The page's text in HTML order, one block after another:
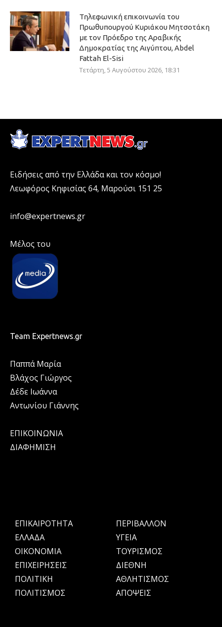
Τηλεφωνική επικοινωνία του
Πρωθυπουργού Κυριάκου Μητσοτάκη
με τον Πρόεδρο της Αραβικής
Δημοκρατίας της Αιγύπτου, Abdel
Fattah El-Sisi
Τετάρτη, 5 Αυγούστου 2026, 18:31
Ειδήσεις από την Ελλάδα και τον κόσμο!
Λεωφόρος Κηφισίας 64, Μαρούσι 151 25
info@expertnews.gr
Μέλος του
Team Expertnews.gr
Παππά Μαρία
Βλάχος Γιώργος
Δέδε Ιωάννα
Αντωνίου Γιάννης
ΕΠΙΚΟΙΝΩΝΙΑ
ΔΙΑΦΗΜΙΣΗ
ΕΠΙΚΑΙΡΟΤΗΤΑ
ΕΛΛΑΔΑ
OIKONOMIA
ΕΠΙΧΕΙΡΗΣΕΙΣ
ΠΟΛΙΤΙΚΗ
ΠΟΛΙΤΙΣΜΟΣ
ΠΕΡΙΒΑΛΛΟΝ
ΥΓΕΙΑ
ΤΟΥΡΙΣΜΟΣ
ΔΙΕΘΝΗ
ΑΘΛΗΤΙΣΜΟΣ
ΑΠΟΨΕΙΣ